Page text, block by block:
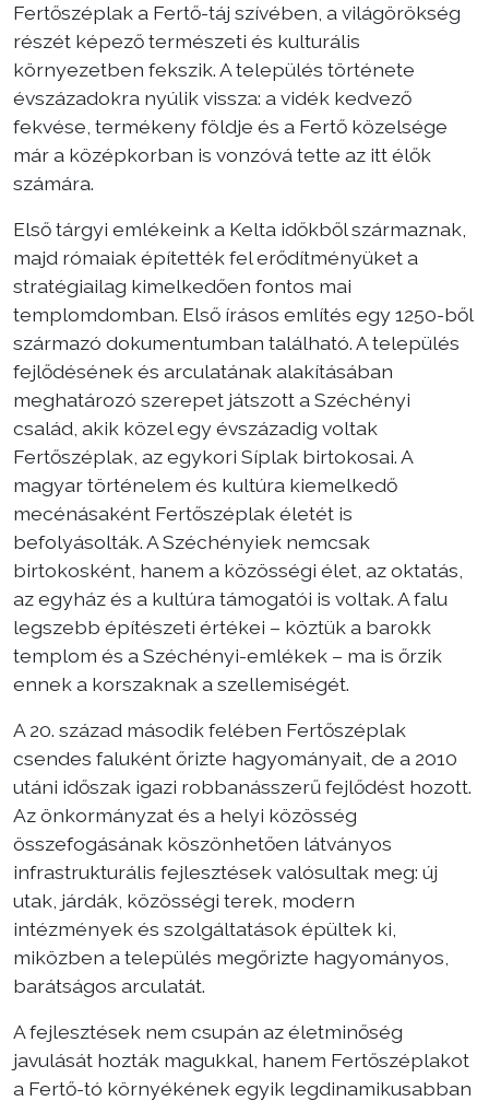
Választás
Fertőszéplak a Fertő-táj szívében, a világörökség
részét képező természeti és kulturális
környezetben fekszik. A település története
évszázadokra nyúlik vissza: a vidék kedvező
fekvése, termékeny földje és a Fertő közelsége
már a középkorban is vonzóvá tette az itt élők
számára.
Első tárgyi emlékeink a Kelta időkből származnak,
majd rómaiak építették fel erődítményüket a
stratégiailag kimelkedően fontos mai
templomdomban. Első írásos említés egy 1250-ből
származó dokumentumban található. A település
fejlődésének és arculatának alakításában
meghatározó szerepet játszott a Széchényi
család, akik közel egy évszázadig voltak
Fertőszéplak, az egykori Síplak birtokosai. A
magyar történelem és kultúra kiemelkedő
mecénásaként Fertőszéplak életét is
befolyásolták. A Széchényiek nemcsak
birtokosként, hanem a közösségi élet, az oktatás,
az egyház és a kultúra támogatói is voltak. A falu
legszebb építészeti értékei – köztük a barokk
templom és a Széchényi-emlékek – ma is őrzik
ennek a korszaknak a szellemiségét.
A 20. század második felében Fertőszéplak
csendes faluként őrizte hagyományait, de a 2010
utáni időszak igazi robbanásszerű fejlődést hozott.
Az önkormányzat és a helyi közösség
összefogásának köszönhetően látványos
infrastrukturális fejlesztések valósultak meg: új
utak, járdák, közösségi terek, modern
intézmények és szolgáltatások épültek ki,
miközben a település megőrizte hagyományos,
barátságos arculatát.
A fejlesztések nem csupán az életminőség
javulását hozták magukkal, hanem Fertőszéplakot
a Fertő-tó környékének egyik legdinamikusabban